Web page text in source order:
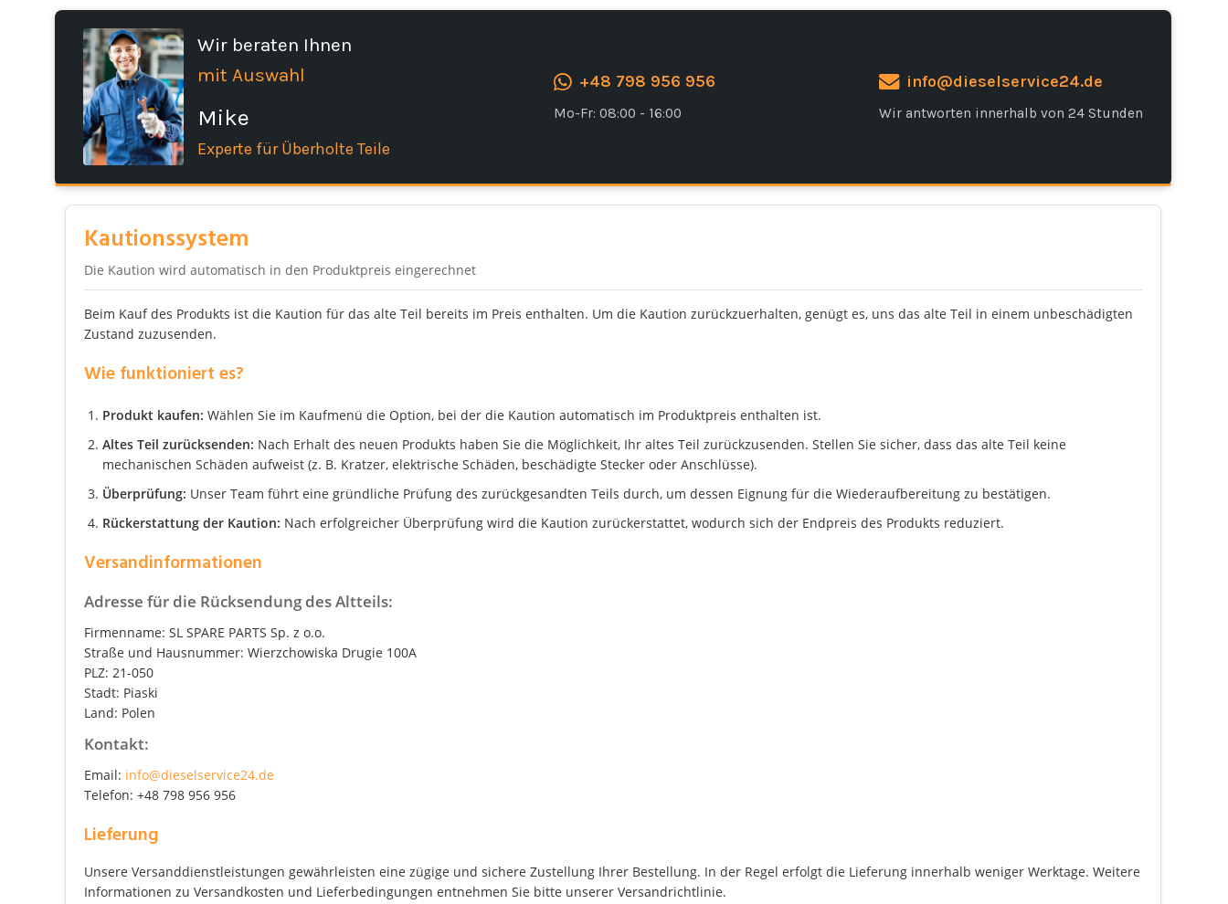
Wir beraten Ihnen
mit Auswahl
Mike
Experte für Überholte Teile
+48 798 956 956
Mo-Fr: 08:00 - 16:00
info@dieselservice24.de
Wir antworten innerhalb von 24 Stunden
Kautionssystem
Die Kaution wird automatisch in den Produktpreis eingerechnet
Beim Kauf des Produkts ist die Kaution für das alte Teil bereits im Preis enthalten. Um die Kaution zurückzuerhalten, genügt es, uns das alte Teil in einem unbeschädigten
Zustand zuzusenden.
Wie funktioniert es?
Produkt kaufen: Wählen Sie im Kaufmenü die Option, bei der die Kaution automatisch im Produktpreis enthalten ist.
Altes Teil zurücksenden: Nach Erhalt des neuen Produkts haben Sie die Möglichkeit, Ihr altes Teil zurückzusenden. Stellen Sie sicher, dass das alte Teil keine
mechanischen Schäden aufweist (z. B. Kratzer, elektrische Schäden, beschädigte Stecker oder Anschlüsse).
Überprüfung: Unser Team führt eine gründliche Prüfung des zurückgesandten Teils durch, um dessen Eignung für die Wiederaufbereitung zu bestätigen.
Rückerstattung der Kaution: Nach erfolgreicher Überprüfung wird die Kaution zurückerstattet, wodurch sich der Endpreis des Produkts reduziert.
Versandinformationen
Adresse für die Rücksendung des Altteils:
Firmenname: SL SPARE PARTS Sp. z o.o.
Straße und Hausnummer: Wierzchowiska Drugie 100A
PLZ: 21-050
Stadt: Piaski
Land: Polen
Kontakt:
Email: info@dieselservice24.de
Telefon: +48 798 956 956
Lieferung
Unsere Versanddienstleistungen gewährleisten eine zügige und sichere Zustellung Ihrer Bestellung. In der Regel erfolgt die Lieferung innerhalb weniger Werktage. Weitere
Informationen zu Versandkosten und Lieferbedingungen entnehmen Sie bitte unserer Versandrichtlinie.